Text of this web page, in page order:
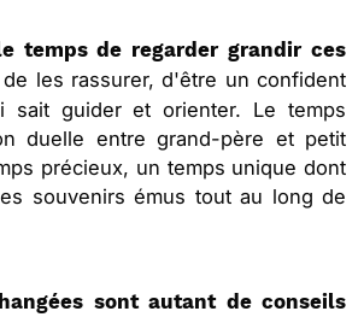
temps de regarder grandir ces
de les rassurer, d'être un confident
sait guider et orienter. Le temps
duelle entre grand-père et petit
précieux, un temps unique dont
souvenirs émus tout au long de
sont autant de conseils